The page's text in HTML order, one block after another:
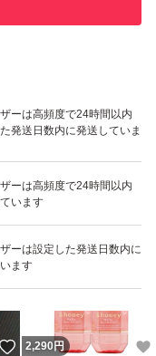
績があります
ーは高頻度で24時間以内
発送日数内に発送していま
ーは高頻度で24時間以内
います
ーは設定した発送日数内に
ます
いいね！
5,500
いいね！
2,290 円